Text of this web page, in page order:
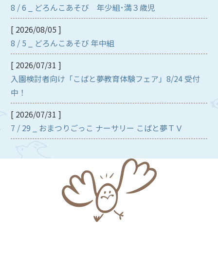
8 / 6 _ どろんこあそび 年少組･満３歳児
[ 2026/08/05 ]
8 / 5 _ どろんこあそび 年中組
[ 2026/07/31 ]
入園検討者向け「こばと夢教育体験フェア」8/24 受付
中！
[ 2026/07/31 ]
7 / 29 _ おまつりごっこ ナーサリー こばと夢ＴＶ